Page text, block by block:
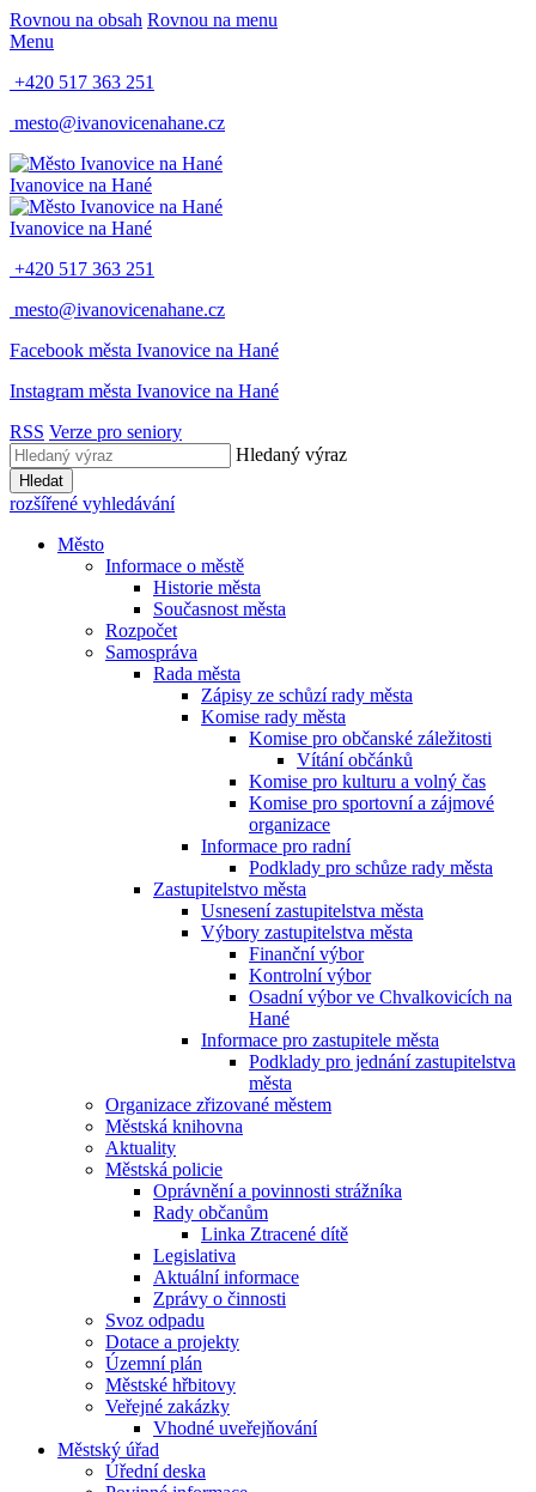
Rovnou na obsah Rovnou na menu
Menu
+420 517 363 251
mesto@ivanovicenahane.cz
Ivanovice na Hané
Ivanovice na Hané
+420 517 363 251
mesto@ivanovicenahane.cz
Facebook města Ivanovice na Hané
Instagram města Ivanovice na Hané
RSS Verze pro seniory
Hledaný výraz
Hledat
rozšířené vyhledávání
Město
Informace o městě
Historie města
Současnost města
Rozpočet
Samospráva
Rada města
Zápisy ze schůzí rady města
Komise rady města
Komise pro občanské záležitosti
Vítání občánků
Komise pro kulturu a volný čas
Komise pro sportovní a zájmové
organizace
Informace pro radní
Podklady pro schůze rady města
Zastupitelstvo města
Usnesení zastupitelstva města
Výbory zastupitelstva města
Finanční výbor
Kontrolní výbor
Osadní výbor ve Chvalkovicích na
Hané
Informace pro zastupitele města
Podklady pro jednání zastupitelstva
města
Organizace zřizované městem
Městská knihovna
Aktuality
Městská policie
Oprávnění a povinnosti strážníka
Rady občanům
Linka Ztracené dítě
Legislativa
Aktuální informace
Zprávy o činnosti
Svoz odpadu
Dotace a projekty
Územní plán
Městské hřbitovy
Veřejné zakázky
Vhodné uveřejňování
Městský úřad
Úřední deska